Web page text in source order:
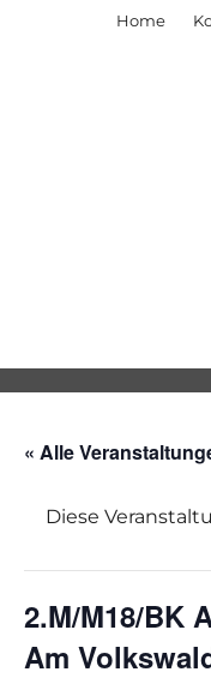
Home
« Alle
Diese
2.M/M18/BK
Am